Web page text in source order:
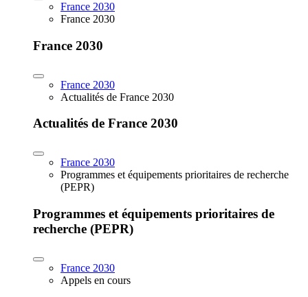
France 2030
France 2030
France 2030
France 2030
Actualités de France 2030
Actualités de France 2030
France 2030
Programmes et équipements prioritaires de recherche
(PEPR)
Programmes et équipements prioritaires de
recherche (PEPR)
France 2030
Appels en cours